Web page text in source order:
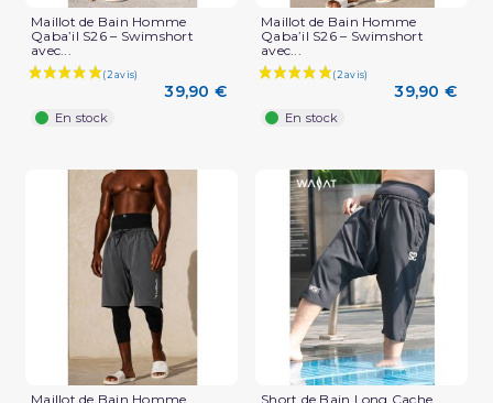
Maillot de Bain Homme
Qaba’il S26 – Swimshort
avec...
39,90 €
En stock
Maillot de Bain Homme
Qaba’il S26 – Swimshort
avec...
39,90 €
En stock
Maillot de Bain Homme
Short de Bain Long Cache